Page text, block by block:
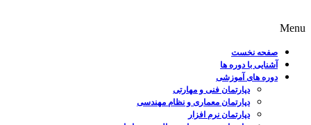
Menu
صفحه نخست
آشنایی با دوره ها
دوره های آموزشی
دپارتمان فنی و مهارتی
دپارتمان معماری و نظام مهندسی
دپارتمان نرم افزار